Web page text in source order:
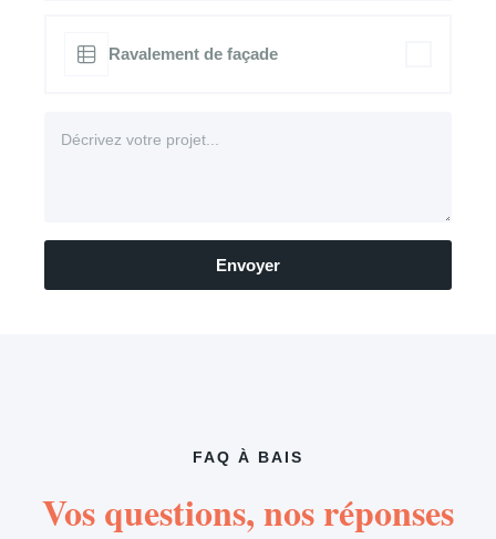
Ravalement de façade
Envoyer
FAQ À BAIS
Vos questions, nos réponses